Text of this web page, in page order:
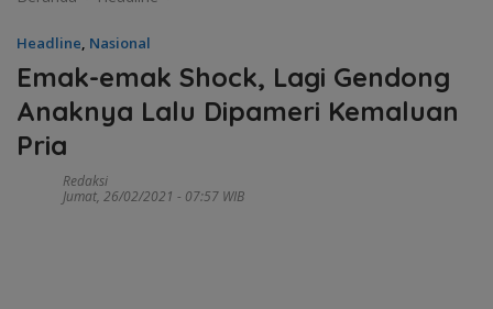
Headline, Nasional
Emak-emak Shock, Lagi Gendong
Anaknya Lalu Dipameri Kemaluan
Pria
Redaksi
Jumat, 26/02/2021 - 07:57 WIB